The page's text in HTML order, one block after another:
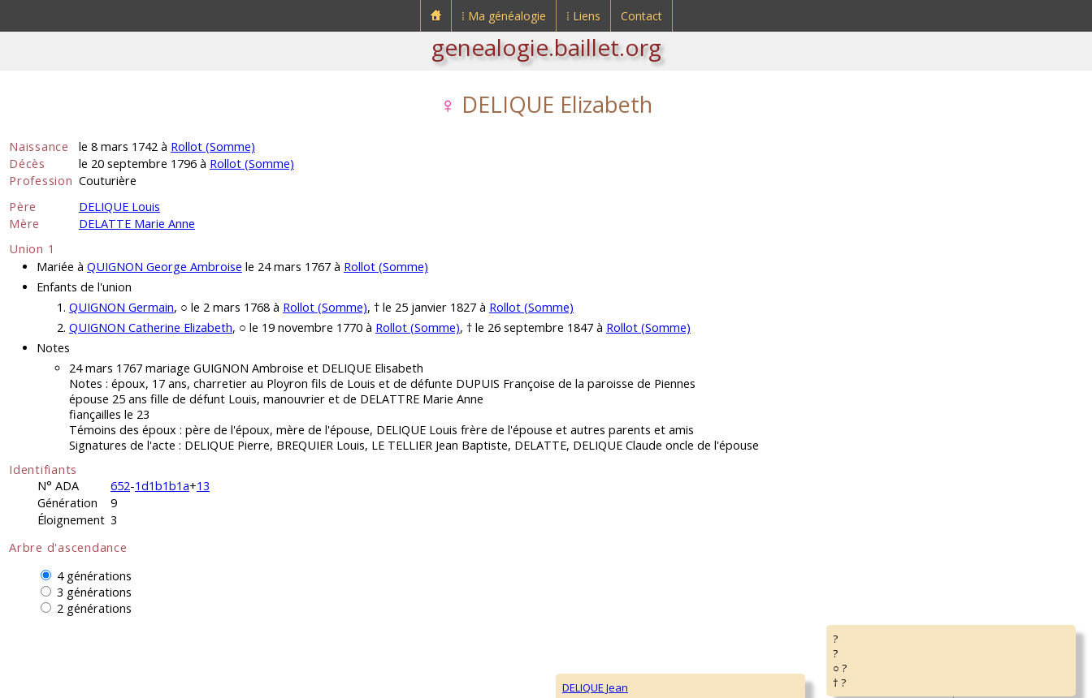
⁞ Ma généalogie ⁞ Liens Contact
genealogie.baillet.org
♀ DELIQUE Elizabeth
Naissance le 8 mars 1742 à Rollot (Somme)
Décès
le 20 septembre 1796 à Rollot (Somme)
Profession Couturière
Père
DELIQUE Louis
Mère
DELATTE Marie Anne
Union 1
Mariée à QUIGNON George Ambroise le 24 mars 1767 à Rollot (Somme)
Enfants de l'union
QUIGNON Germain, ○ le 2 mars 1768 à Rollot (Somme), † le 25 janvier 1827 à Rollot (Somme)
QUIGNON Catherine Elizabeth, ○ le 19 novembre 1770 à Rollot (Somme), † le 26 septembre 1847 à Rollot (Somme)
Notes
24 mars 1767 mariage GUIGNON Ambroise et DELIQUE Elisabeth
Notes : époux, 17 ans, charretier au Ployron fils de Louis et de défunte DUPUIS Françoise de la paroisse de Piennes
épouse 25 ans fille de défunt Louis, manouvrier et de DELATTRE Marie Anne
fiançailles le 23
Témoins des époux : père de l'époux, mère de l'épouse, DELIQUE Louis frère de l'épouse et autres parents et amis
Signatures de l'acte : DELIQUE Pierre, BREQUIER Louis, LE TELLIER Jean Baptiste, DELATTE, DELIQUE Claude oncle de l'épouse
Identifiants
N° ADA
652-1d1b1b1a+13
Génération
9
Éloignement 3
Arbre d'ascendance
4 générations
3 générations
2 générations
DELIQUE Jean
?
?
○ ?
† ?